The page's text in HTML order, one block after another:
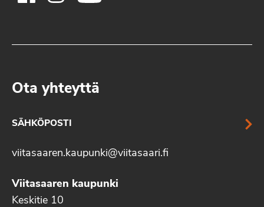
Ota yhteyttä
SÄHKÖPOSTI
viitasaaren.kaupunki@viitasaari.fi
Viitasaaren kaupunki
Keskitie 10